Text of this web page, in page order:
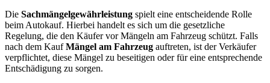
Die Sachmängelgewährleistung spielt eine entscheidende Rolle
beim Autokauf. Hierbei handelt es sich um die gesetzliche
Regelung, die den Käufer vor Mängeln am Fahrzeug schützt. Falls
nach dem KaufMängel am Fahrzeug auftreten, ist der Verkäufer
verpflichtet, diese Mängel zu beseitigen oder für eine entsprechende
Entschädigung zu sorgen.